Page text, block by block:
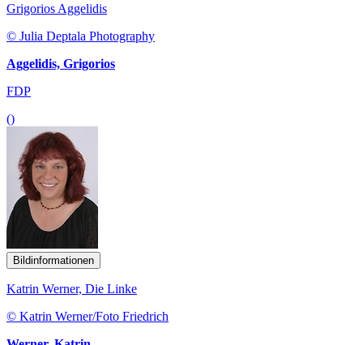
Grigorios Aggelidis
© Julia Deptala Photography
Aggelidis, Grigorios
FDP
()
Bildinformationen
Katrin Werner, Die Linke
© Katrin Werner/Foto Friedrich